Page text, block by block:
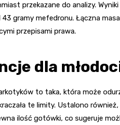
przekazane do analizy. Wyniki
gramy mefedronu. Łączna
przepisami prawa.
dla
to taka, która może
te limity. Ustalono
ilość gotówki, co sugeruje